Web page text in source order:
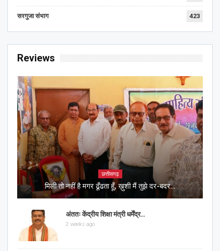
सरगुजा संभाग 423
Reviews
छत्तीसगढ़
मिली तो नहीं है मगर ढूँढता हूँ, ख़ुशी मैं तुझे दर-बदर…
अंततः केंद्रीय शिक्षा मंत्री धर्मेंद्र…
2 weeks ago